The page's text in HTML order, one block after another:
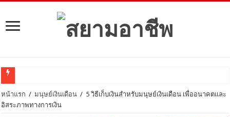
หน้าแรก / มนุษย์เงินเดือน / 5 วิธีเก็บเงินสำหรับมนุษย์เงินเดือน เพื่ออนาคตและ
อิสระภาพทางการเงิน